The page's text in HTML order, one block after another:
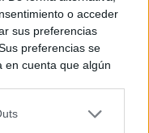
o acceder
sus preferencias
preferencias se
en cuenta que algún
sus preferencias